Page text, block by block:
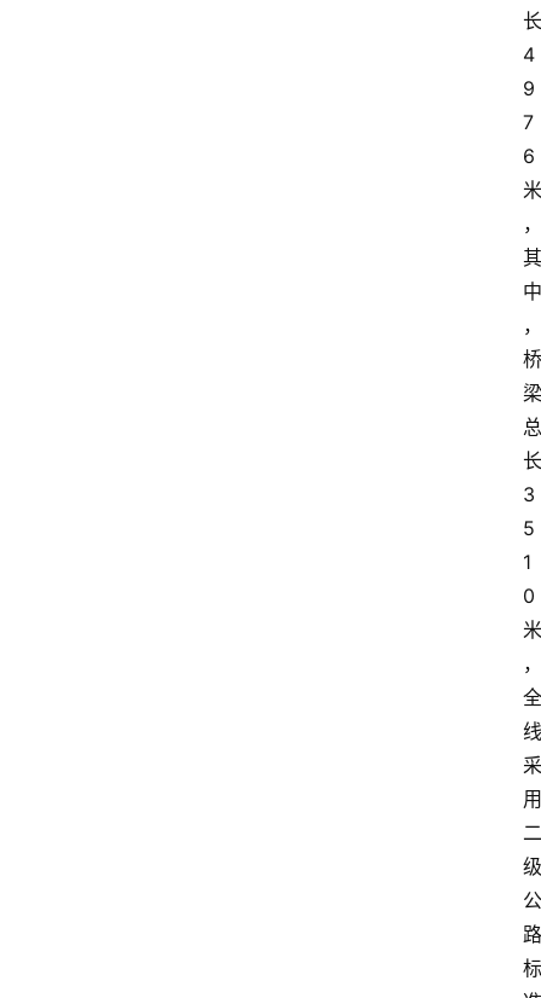
长
4
9
7
6
米
，
其
中
，
桥
梁
总
长
3
5
1
0
米
，
全
线
采
用
二
级
公
路
标